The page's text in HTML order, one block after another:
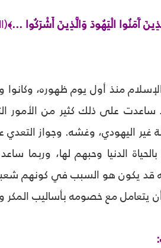
آَمَنُوا الْيَهُودَ وَالَّذِينَ أَشْرَكُوا ...﴾
منذ أول يوم ظهوره، وكانوا
على ذلك كثير من الأمور
الدنيا وحبهم لها،
قد يكون هو السبب في كونهم
مع خصومه بأساليب المكر